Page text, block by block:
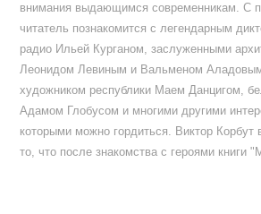
внимания выдающимся современникам. С
читатель познакомится с легендарным
радио Ильей Курганом, заслуженными
Леонидом Левиным и Вальменом
художником республики Маем Данцигом,
Адамом Глобусом и многими другими
которыми можно гордиться. Виктор
то, что после знакомства с героями книги